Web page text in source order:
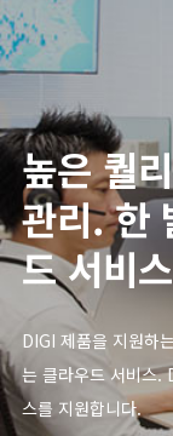
높은 퀄
관리. 한
드 서비
DIGI 제품을 지원하
는 클라우드 서비스.
스를 지원합니다.